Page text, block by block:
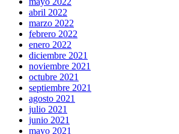
abril 2022
marzo 2022
febrero 2022
enero 2022
diciembre 2021
noviembre 2021
octubre 2021
septiembre 2021
agosto 2021
julio 2021
junio 2021
mayo 2021